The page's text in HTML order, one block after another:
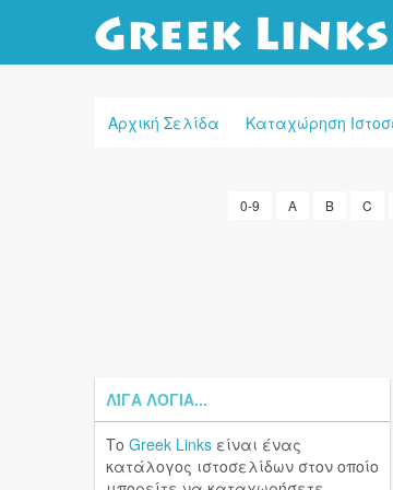
Αρχική Σελίδα Καταχώρηση
0-9 A B C
ΛΊΓΑ ΛΌΓΙΑ...
Το Greek Links είναι ένας
κατάλογος ιστοσελίδων στον οποίο